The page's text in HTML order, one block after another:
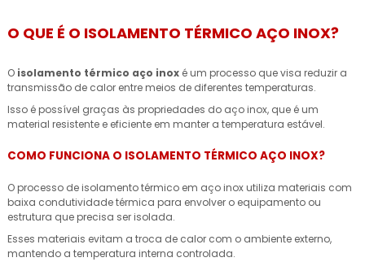
O QUE É O ISOLAMENTO TÉRMICO AÇO INOX?
O isolamento térmico aço inox é um processo que visa reduzir a
transmissão de calor entre meios de diferentes temperaturas.
Isso é possível graças às propriedades do aço inox, que é um
material resistente e eficiente em manter a temperatura estável.
COMO FUNCIONA O ISOLAMENTO TÉRMICO AÇO INOX?
O processo de isolamento térmico em aço inox utiliza materiais com
baixa condutividade térmica para envolver o equipamento ou
estrutura que precisa ser isolada.
Esses materiais evitam a troca de calor com o ambiente externo,
mantendo a temperatura interna controlada.